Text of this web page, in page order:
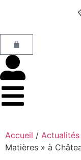
Accueil / Actualités
Matières » à